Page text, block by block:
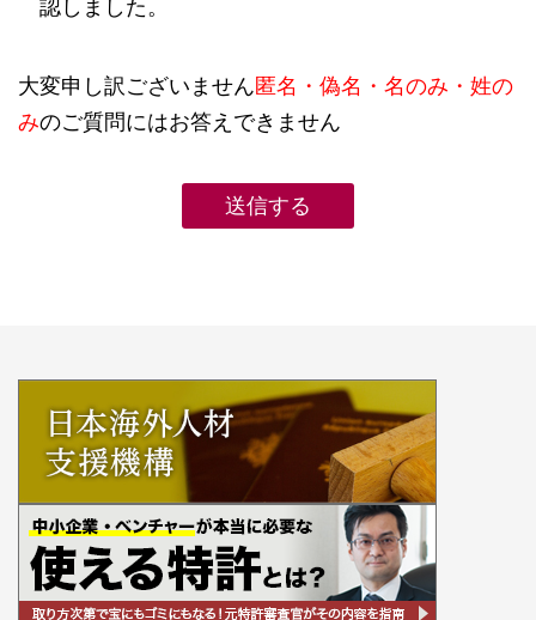
認しました。
大変申し訳ございません匿名・偽名・名のみ・姓の
みのご質問にはお答えできません